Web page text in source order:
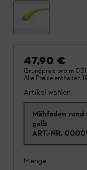
47,90 €
Grundpreis pro m
Alle Preise enthalten
Artikel wählen
Mähfaden rund
gelb
ART.-NR.
Menge